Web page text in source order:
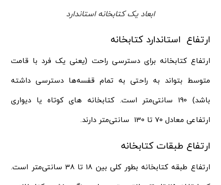
ابعاد یک کتابخانه استاندارد
ارتفاع استاندارد کتابخانه
ارتفاع کتابخانه برای دسترسی راحت (یعنی یک فرد با قامت
متوسط بتواند به راحتی به تمام قفسه‌ها دسترسی داشته
باشد) 190 ‌‌سانتی‌متر است. کتابخانه های کوتاه یا دیواری
ارتفاعی معادل 70 تا 130 ‌سانتی‌متر دارند.
ارتفاع طبقات کتابخانه
ارتفاع طبقه کتابخانه بطور کلی بین 18 تا 38 ‌سانتی‌متر است.